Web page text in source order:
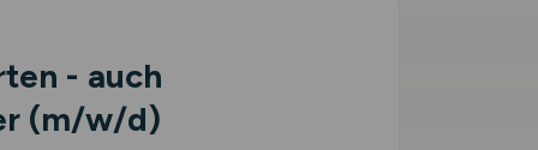
- auch
(m/w/d)